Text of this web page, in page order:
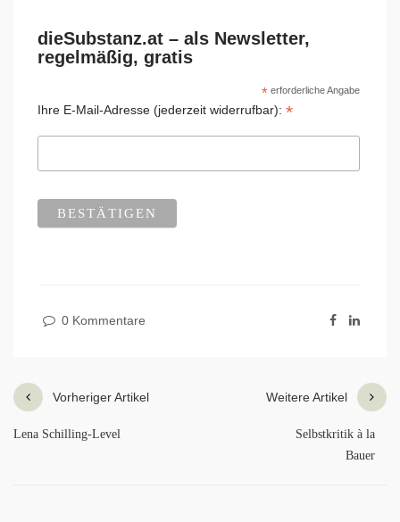
dieSubstanz.at – als Newsletter,
regelmäßig, gratis
*erforderliche Angabe
Ihre E-Mail-Adresse (jederzeit widerrufbar): *
0 Kommentare
Vorheriger Artikel
Lena Schilling-Level
Weitere Artikel
Selbstkritik à la
Bauer